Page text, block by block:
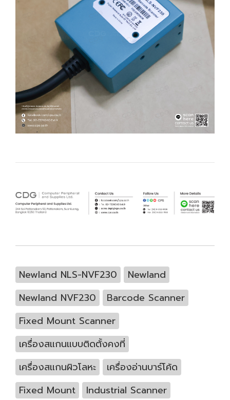
Newland NLS-NVF230
Newland
Newland NVF230
Barcode Scanner
Fixed Mount Scanner
เครื่องสแกนแบบติดตั้งคงที่
เครื่องสแกนผิวโลหะ
เครื่องอ่านบาร์โค้ด
Fixed Mount
Industrial Scanner